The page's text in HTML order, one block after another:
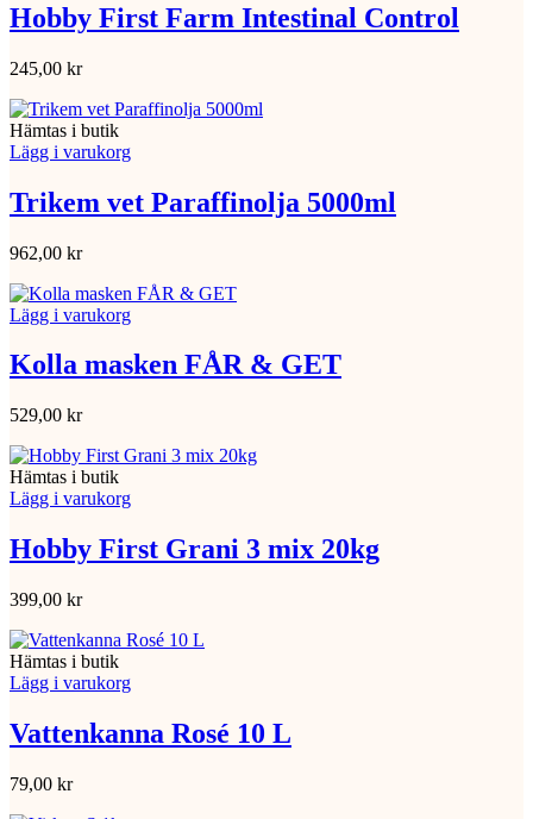
Hobby First Farm Intestinal Control
245,00 kr
Hämtas i butik
Lägg i varukorg
Trikem vet Paraffinolja 5000ml
962,00 kr
Lägg i varukorg
Kolla masken FÅR & GET
529,00 kr
Hämtas i butik
Lägg i varukorg
Hobby First Grani 3 mix 20kg
399,00 kr
Hämtas i butik
Lägg i varukorg
Vattenkanna Rosé 10 L
79,00 kr